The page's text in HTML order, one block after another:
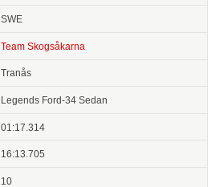
SWE
Team Skogsåkarna
Tranås
Legends Ford-34 Sedan
01:17.314
16:13.705
10